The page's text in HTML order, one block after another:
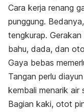
Cara kerja renang
punggung.
tengkurap.
bahu, dada, dan
Gaya bebas
Tangan perlu
kembali menarik air
Bagian kaki, otot